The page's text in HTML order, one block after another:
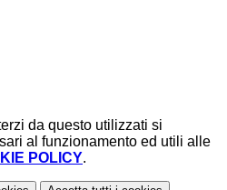
da questo utilizzati si
al funzionamento ed utili alle
POLICY.